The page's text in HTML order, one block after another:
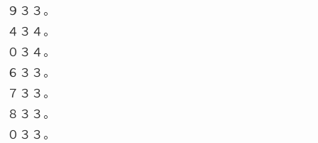
９３３。
４３４。
０３４。
６３３。
７３３。
８３３。
０３３。